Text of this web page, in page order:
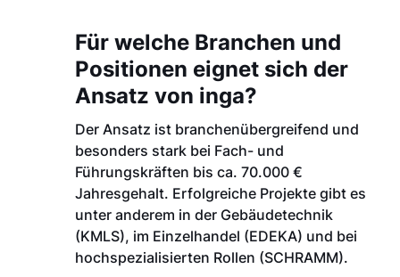
Für welche Branchen und
Positionen eignet sich der
Ansatz von inga?
Der Ansatz ist branchenübergreifend und
besonders stark bei Fach- und
Führungskräften bis ca. 70.000 €
Jahresgehalt. Erfolgreiche Projekte gibt es
unter anderem in der Gebäudetechnik
(KMLS), im Einzelhandel (EDEKA) und bei
hochspezialisierten Rollen (SCHRAMM).